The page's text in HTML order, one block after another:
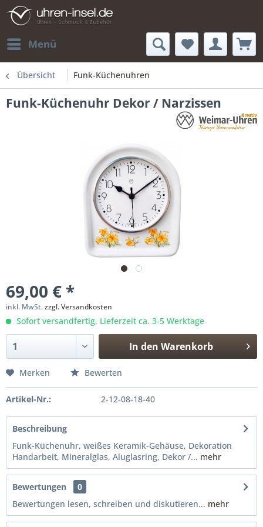
Menü
Übersicht Funk-Küchenuhren
Funk-Küchenuhr Dekor / Narzissen
69,00 € *
inkl. MwSt.zzgl. Versandkosten
Sofort versandfertig, Lieferzeit ca. 3-5 Werktage
In den Warenkorb
Merken Bewerten
Artikel-Nr.: 2-12-08-18-40
Beschreibung
Funk-Küchenuhr, weißes Keramik-Gehäuse, Dekoration
Handarbeit, Mineralglas, Aluglasring, Dekor /... mehr
Bewertungen
0
Bewertungen lesen, schreiben und diskutieren... mehr